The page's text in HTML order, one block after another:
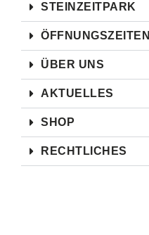
STEINZEITPARK
ÖFFNUNGSZEITEN
ÜBER UNS
AKTUELLES
SHOP
RECHTLICHES